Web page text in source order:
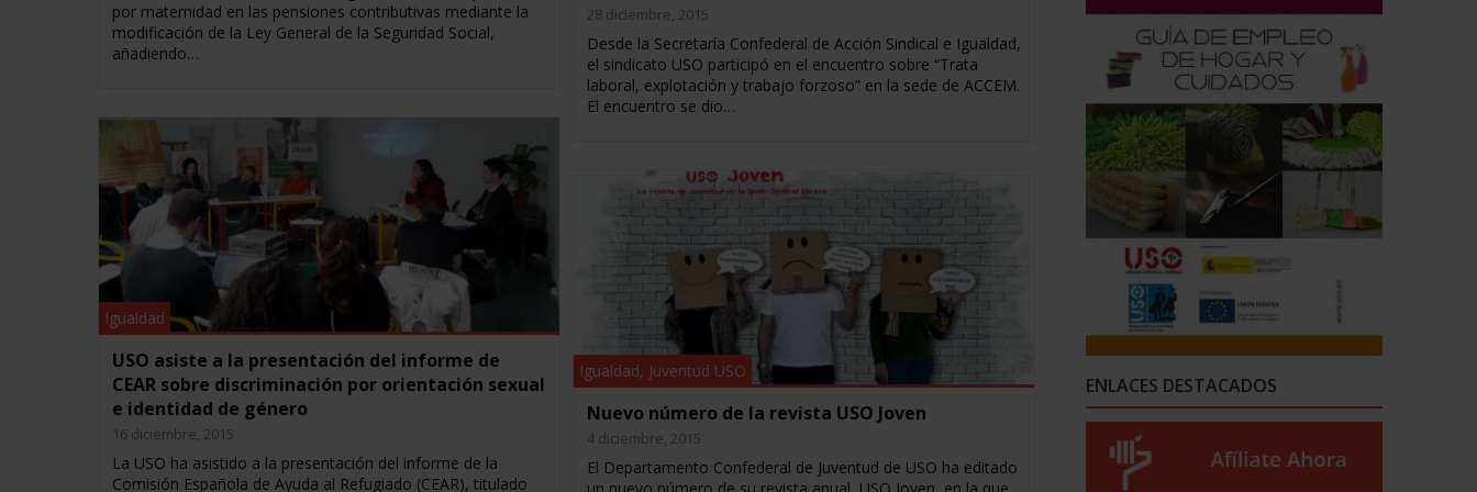
por maternidad en las pensiones contributivas mediante la
modificación de la Ley General de la Seguridad Social,
añadiendo…
28 diciembre, 2015
Desde la Secretaría Confederal de Acción Sindical e Igualdad,
el sindicato USO participó en el encuentro sobre “Trata
laboral, explotación y trabajo forzoso” en la sede de ACCEM.
El encuentro se dio…
Igualdad
USO asiste a la presentación del informe de
CEAR sobre discriminación por orientación sexual
e identidad de género
16 diciembre, 2015
La USO ha asistido a la presentación del informe de la
Comisión Española de Ayuda al Refugiado (CEAR), titulado
Igualdad, Juventud USO
Nuevo número de la revista USO Joven
4 diciembre, 2015
El Departamento Confederal de Juventud de USO ha editado
ENLACES DESTACADOS